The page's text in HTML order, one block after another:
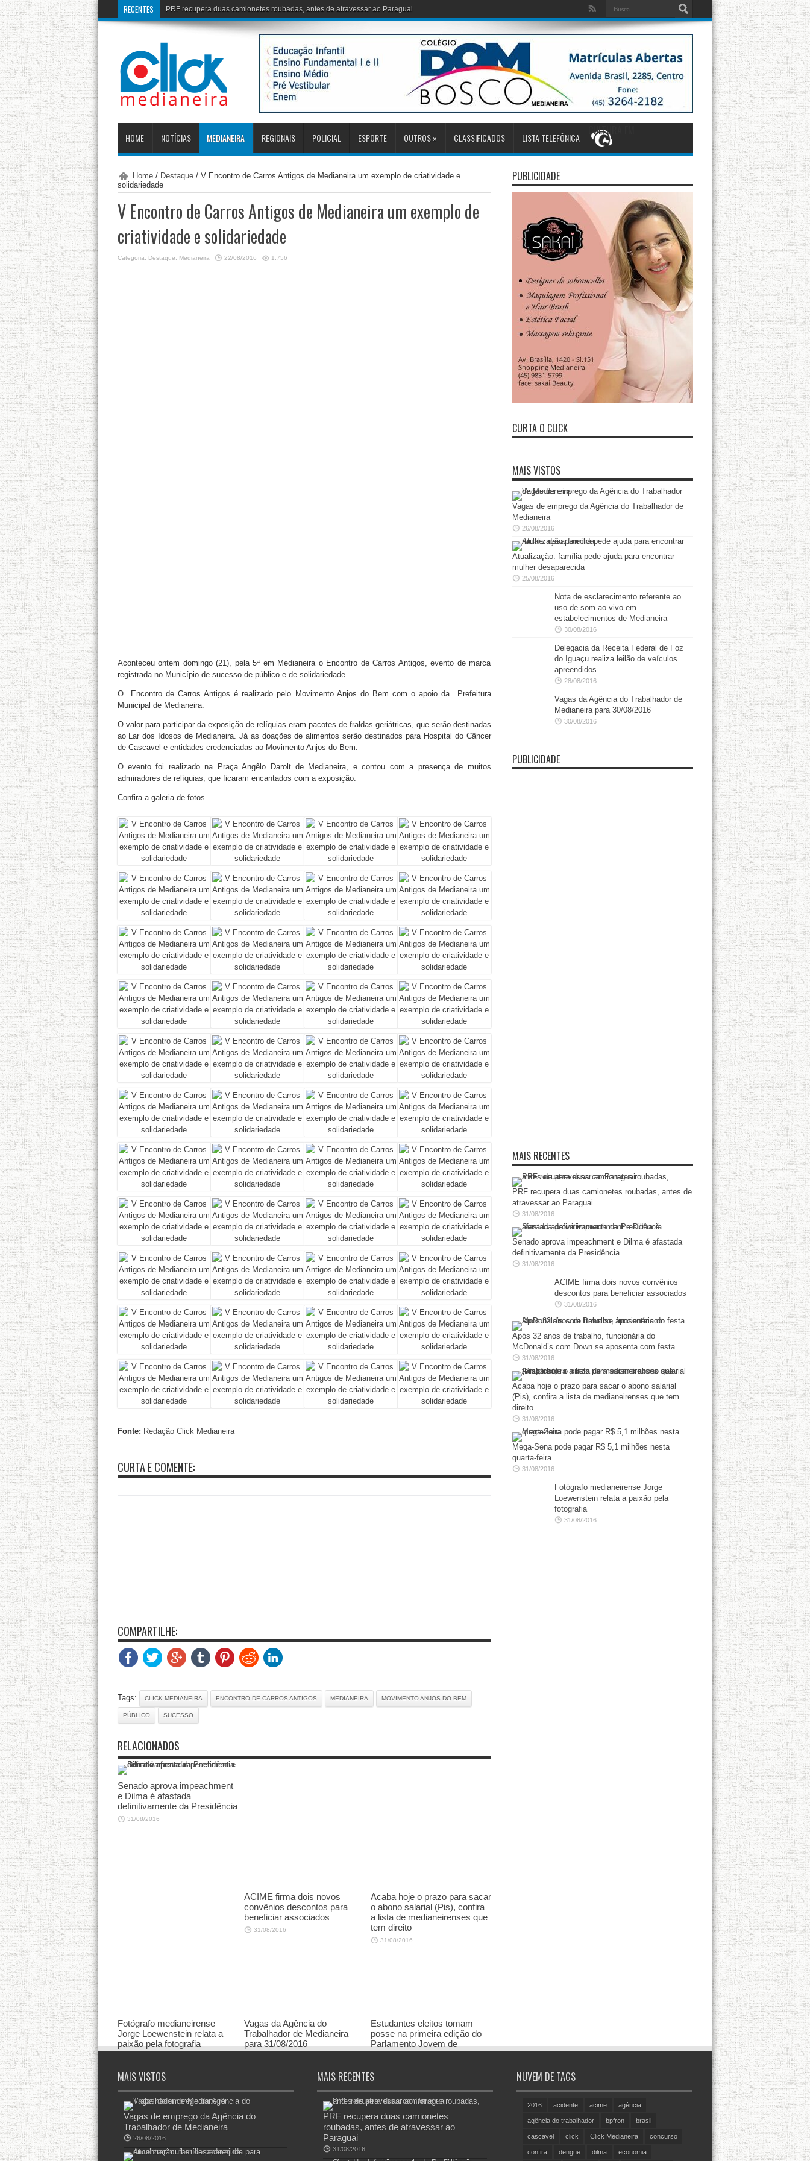
RECENTES Senado aprova impe
HOME NOTÍCIAS MEDIANEIRA REGIONAIS POLICIAL ESPORTE OUTROS » CLASSIFICADOS LISTA TELEFÔNICA
CULTURA FM
Home/ Destaque/ V Encontro de Carros Antigos de Medianeira um exemplo de criatividade e
solidariedade
V Encontro de Carros Antigos de Medianeira um exemplo de
criatividade e solidariedade
Categoria: Destaque Medianeira 22/08/2016 1,756
Aconteceu ontem domingo (21), pela 5ª em Medianeira o Encontro de Carros Antigos, evento de marca
registrada no Município de sucesso de público e de solidariedade.
O Encontro de Carros Antigos é realizado pelo Movimento Anjos do Bem com o apoio da Prefeitura
Municipal de Medianeira.
O valor para participar da exposição de relíquias eram pacotes de fraldas geriátricas, que serão destinadas
ao Lar dos Idosos de Medianeira. Já as doações de alimentos serão destinados para Hospital do Câncer
de Cascavel e entidades credenciadas ao Movimento Anjos do Bem.
O evento foi realizado na Praça Angêlo Darolt de Medianeira, e contou com a presença de muitos
admiradores de relíquias, que ficaram encantados com a exposição.
Confira a galeria de fotos.
Fonte: Redação Click Medianeira
CURTA E COMENTE:
COMPARTILHE:
Tags: CLICK MEDIANEIRA ENCONTRO DE CARROS ANTIGOS MEDIANEIRA MOVIMENTO ANJOS DO BEM
PÚBLICO SUCESSO
RELACIONADOS
Senado aprova impeachment
e Dilma é afastada
definitivamente da Presidência
31/08/2016
ACIME firma dois novos
convênios descontos para
beneficiar associados
31/08/2016
Acaba hoje o prazo para sacar
o abono salarial (Pis), confira
a lista de medianeirenses que
tem direito
31/08/2016
Fotógrafo medianeirense
Jorge Loewenstein relata a
paixão pela fotografia
Vagas da Agência do
Trabalhador de Medianeira
para 31/08/2016
Estudantes eleitos tomam
posse na primeira edição do
Parlamento Jovem de
Medianeira
PUBLICIDADE
CURTA O CLICK
MAIS VISTOS
Vagas de emprego da Agência do Trabalhador de
Medianeira
26/08/2016
Atualização: família pede ajuda para encontrar
mulher desaparecida
25/08/2016
Nota de esclarecimento referente ao
uso de som ao vivo em
estabelecimentos de Medianeira
30/08/2016
Delegacia da Receita Federal de Foz
do Iguaçu realiza leilão de veículos
apreendidos
28/08/2016
Vagas da Agência do Trabalhador de
Medianeira para 30/08/2016
30/08/2016
PUBLICIDADE
MAIS RECENTES
PRF recupera duas camionetes roubadas, antes de
atravessar ao Paraguai
31/08/2016
Senado aprova impeachment e Dilma é afastada
definitivamente da Presidência
31/08/2016
ACIME firma dois novos convênios
descontos para beneficiar associados
31/08/2016
Após 32 anos de trabalho, funcionária do
McDonald’s com Down se aposenta com festa
31/08/2016
Acaba hoje o prazo para sacar o abono salarial
(Pis), confira a lista de medianeirenses que tem
direito
31/08/2016
Mega-Sena pode pagar R$ 5,1 milhões nesta
quarta-feira
31/08/2016
Fotógrafo medianeirense Jorge
Loewenstein relata a paixão pela
fotografia
31/08/2016
MAIS VISTOS
Vagas de emprego da Agência do
Trabalhador de Medianeira
26/08/2016
MAIS RECENTES
PRF recupera duas camionetes
roubadas, antes de atravessar ao
Paraguai
31/08/2016
NUVEM DE TAGS
2016 acidente acime agência
agência do trabalhador bpfron brasil
cascavel click Click Medianeira concurso
confira dengue dilma economia